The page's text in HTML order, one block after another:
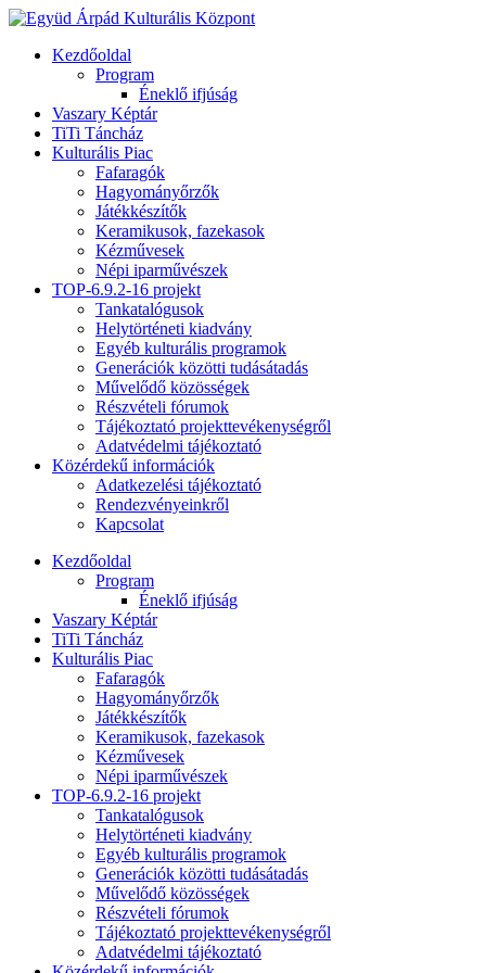
Kezdőoldal
Program
Éneklő ifjúság
Vaszary Képtár
TiTi Táncház
Kulturális Piac
Fafaragók
Hagyományőrzők
Játékkészítők
Keramikusok, fazekasok
Kézművesek
Népi iparművészek
TOP-6.9.2-16 projekt
Tankatalógusok
Helytörténeti kiadvány
Egyéb kulturális programok
Generációk közötti tudásátadás
Művelődő közösségek
Részvételi fórumok
Tájékoztató projekttevékenységről
Adatvédelmi tájékoztató
Közérdekű információk
Adatkezelési tájékoztató
Rendezvényeinkről
Kapcsolat
Kezdőoldal
Program
Éneklő ifjúság
Vaszary Képtár
TiTi Táncház
Kulturális Piac
Fafaragók
Hagyományőrzők
Játékkészítők
Keramikusok, fazekasok
Kézművesek
Népi iparművészek
TOP-6.9.2-16 projekt
Tankatalógusok
Helytörténeti kiadvány
Egyéb kulturális programok
Generációk közötti tudásátadás
Művelődő közösségek
Részvételi fórumok
Tájékoztató projekttevékenységről
Adatvédelmi tájékoztató